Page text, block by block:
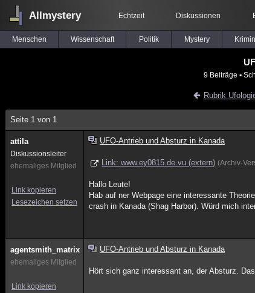
Allmystery Echtzeit Diskussionen
Menschen Wissenschaft Politik Mystery
9 Beiträge ▪
Rubrik
Seite 1 von 1
attila
Diskussionsleiter
ehemaliges Mitglied
Link kopieren
Lesezeichen setzen
UFO-Antrieb und Absturz in Kanada
Link: www.ey0815.de.vu (extern) (Archiv-
Hallo Leute!
Hab auf ner Webpage eine interessante
crash in Kanada (Shag Harbor). Würd mich
agentsmith_matrix
ehemaliges Mitglied
Link kopieren
UFO-Antrieb und Absturz in Kanada
Hört sich ganz interessant an, der Absturz.